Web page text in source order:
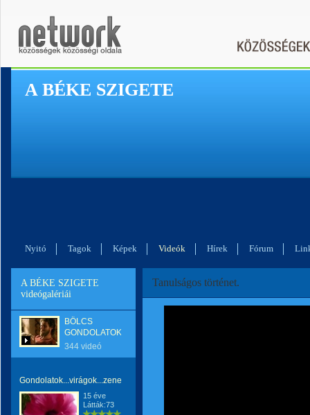
A BÉKE SZIGETE
Nyitó Tagok Képek Videók Hírek Fórum
A BÉKE SZIGETE
videógalériái
BÖLCS
GONDOLATOK
344 videó
Gondolatok...virágok...zene
15 éve
Látták:73
Tanulságos történet.